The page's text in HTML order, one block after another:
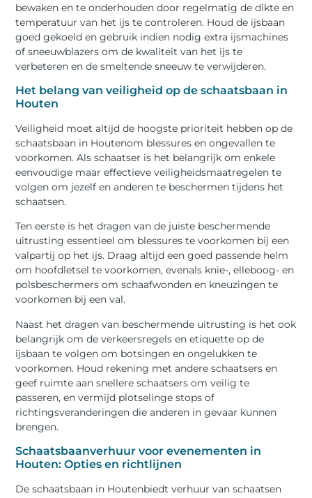
bewaken en te onderhouden door regelmatig de dikte en
temperatuur van het ijs te controleren. Houd de ijsbaan
goed gekoeld en gebruik indien nodig extra ijsmachines
of sneeuwblazers om de kwaliteit van het ijs te
verbeteren en de smeltende sneeuw te verwijderen.
Het belang van veiligheid op de schaatsbaan in
Houten
Veiligheid moet altijd de hoogste prioriteit hebben op de
schaatsbaan in Houtenom blessures en ongevallen te
voorkomen. Als schaatser is het belangrijk om enkele
eenvoudige maar effectieve veiligheidsmaatregelen te
volgen om jezelf en anderen te beschermen tijdens het
schaatsen.
Ten eerste is het dragen van de juiste beschermende
uitrusting essentieel om blessures te voorkomen bij een
valpartij op het ijs. Draag altijd een goed passende helm
om hoofdletsel te voorkomen, evenals knie-, elleboog- en
polsbeschermers om schaafwonden en kneuzingen te
voorkomen bij een val.
Naast het dragen van beschermende uitrusting is het ook
belangrijk om de verkeersregels en etiquette op de
ijsbaan te volgen om botsingen en ongelukken te
voorkomen. Houd rekening met andere schaatsers en
geef ruimte aan snellere schaatsers om veilig te
passeren, en vermijd plotselinge stops of
richtingsveranderingen die anderen in gevaar kunnen
brengen.
Schaatsbaanverhuur voor evenementen in
Houten: Opties en richtlijnen
De schaatsbaan in Houtenbiedt verhuur van schaatsen